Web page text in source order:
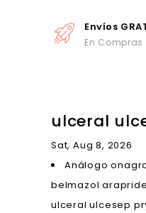
Envíos
En
ulceral
Sat, Aug 8, 2026
Análogo
belmazol
ulceral ulcesep